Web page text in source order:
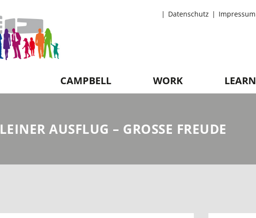
Datenschutz Impressum
CAMPBELL WORK LEARN
AUSFLUG – GROSSE FREUDE